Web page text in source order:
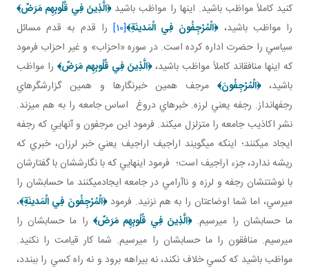
کنيد کاملاً مواظب باشيد. اينها را مواظب باشيد﴿الَّذِينَ فِي قُلُوبِهِم مَرَضٌ﴾
را مواظب باشيد،﴿الْمُرْجِفُونَ فِي الْمَدينَةِ﴾[10]
را قدم به قدم مسائل
سياسي را حضرت اداره کرده است. در سوره «احزاب» و غير احزاب فرمود
که اينها منافق اند کاملاً مواظب باشيد،﴿الَّذِينَ فِي قُلُوبِهِم مَرَضٌ﴾ را مواظب
باشيد،﴿الْمُرْجِفُونَ﴾ مرجف همين خبرنگارها و همين گزارشگرهاي
رجفه انداز. رجفه يعني لرزه. خبرهاي دروغ اساس جامعه را به هم مي زند.
نشر اکاذيب جامعه را متزلزل مي کند. فرمود اين مرجفون و آنهايي که رجفه
ايجاد مي کنند؛ اينکه مي گويند اراجيف اراجيف يعني خبر لرزان، خبري که
ريشه ندارد، جزء اراجيف است؛ فرمود اينهايي که با نگارششان با گفتارشان
با نوشتنشان رجفه و لرزه و ناآرامي در جامعه ايجادمي کنند ما حسابشان را
مي رسي، اما شما اوضاعتان را به هم نزنيد. فرمود﴿الْمُرْجِفُونَ فِي الْمَدينَةِ﴾،
ما حسابشان را مي رسيم.﴿الَّذِينَ فِي قُلُوبِهِم مَرَضٌ﴾ را ما حسابشان را
مي رسيم. منافقون را ما حسابشان را مي رسيم. شما کار قيامت را نکنيد.
مواظب باشيد که کسي خلاف نکند، نه بيراهه برود و نه راه کسي را ببندد،